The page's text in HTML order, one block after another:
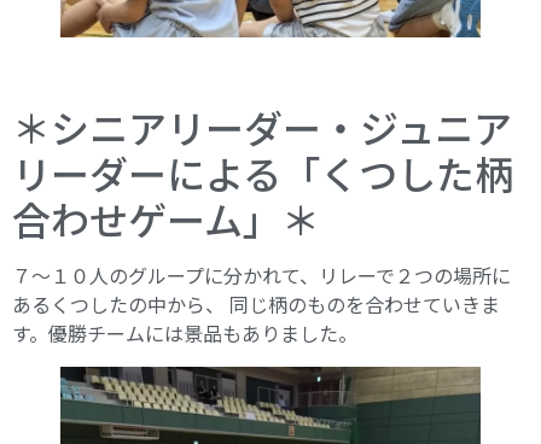
＊シニアリーダー・ジュニア
リーダーによる「くつした柄
合わせゲーム」＊
７～１０人のグループに分かれて、リレーで２つの場所に
あるくつしたの中から、 同じ柄のものを合わせていきま
す。優勝チームには景品もありました。